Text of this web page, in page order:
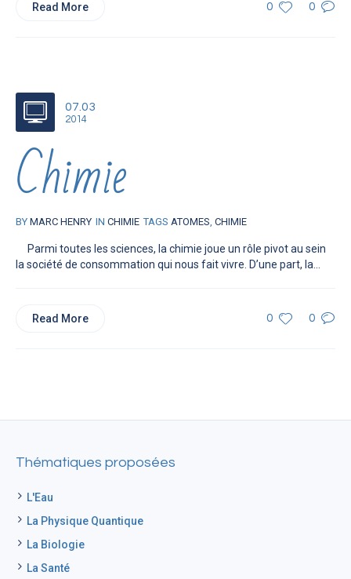
0 0
Read More
07.03
2014
Chimie
BY MARC HENRY IN CHIMIE TAGS ATOMES, CHIMIE
Parmi toutes les sciences, la chimie joue un rôle pivot au sein
la société de consommation qui nous fait vivre. D’une part, la...
0 0
Read More
Thématiques proposées
L'Eau
La Physique Quantique
La Biologie
La Santé